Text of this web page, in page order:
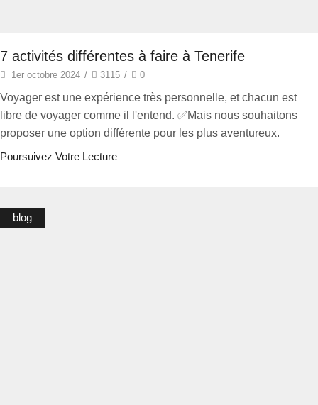
7 activités différentes à faire à Tenerife
1er octobre 2024 / 3115 / 0
Voyager est une expérience très personnelle, et chacun est
libre de voyager comme il l'entend. ✅Mais nous souhaitons
proposer une option différente pour les plus aventureux.
Poursuivez Votre Lecture
blog